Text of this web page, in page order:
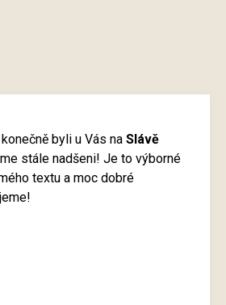
byli u Vás na Slávě
stále nadšeni! Je to výborné
textu a moc dobré